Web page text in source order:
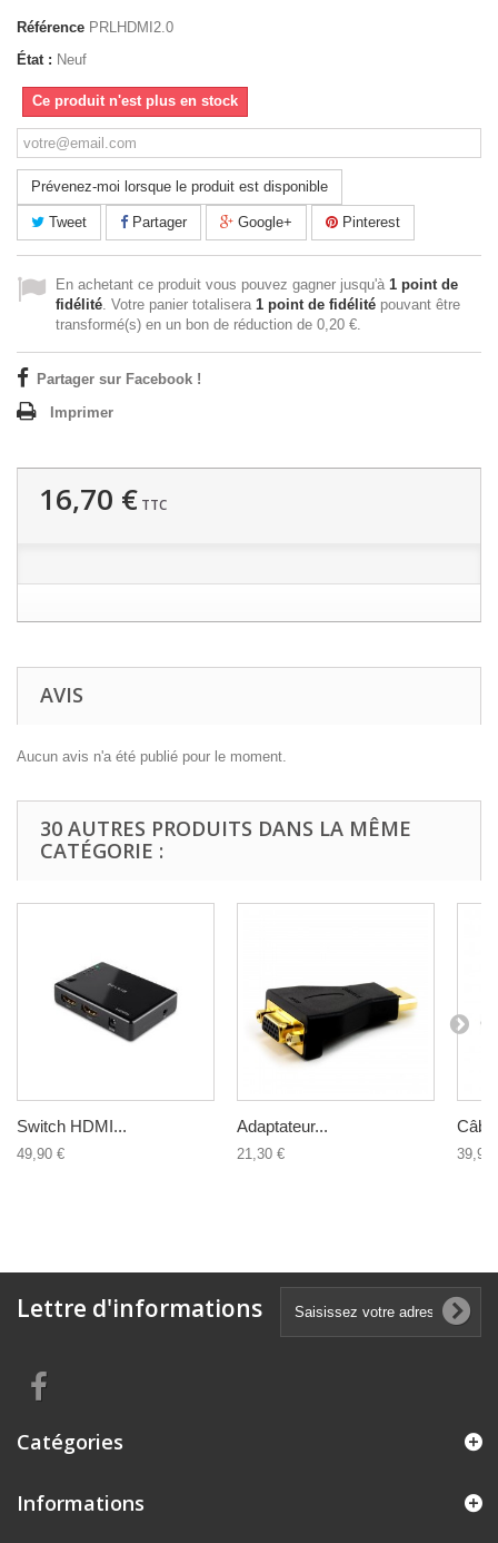
Référence PRLHDMI2.0
État : Neuf
Ce produit n'est plus en stock
Prévenez-moi lorsque le produit est disponible
Tweet Partager Google+ Pinterest
En achetant ce produit vous pouvez gagner jusqu'à 1 point de
fidélité. Votre panier totalisera 1 point de fidélité pouvant être
transformé(s) en un bon de réduction de 0,20 €.
Partager sur Facebook !
Imprimer
16,70 € TTC
AVIS
Aucun avis n'a été publié pour le moment.
30 AUTRES PRODUITS DANS LA MÊME
CATÉGORIE :
Switch HDMI...
49,90 €
Adaptateur...
21,30 € 39,90
Lettre d'informations
Catégories
Informations